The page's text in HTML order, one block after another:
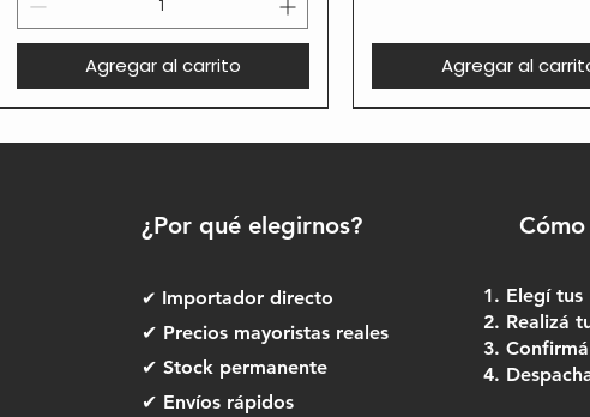
Agregar al carrito Agregar al
¿Por qué elegirnos?
✔ Importador directo
✔ Precios mayoristas reales
✔ Stock permanente
✔ Envíos rápidos
Elegí
Realizá